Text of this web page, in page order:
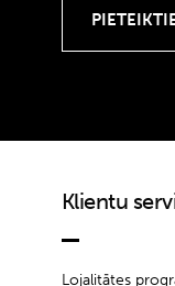
Klientu
Lojalitātes